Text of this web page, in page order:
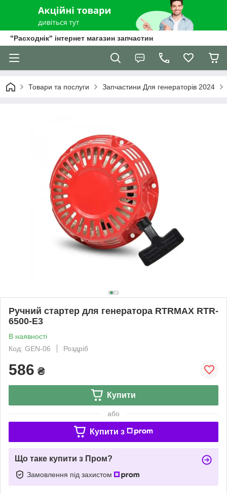
"Расходнік" інтернет магазин запчастин
Товари та послуги Запчастини Для генераторів 2024
Ручний стартер для генератора RTRMAX RTR-
6500-E3
В наявності
Код: GEN-06
Роздріб
586 ₴
Купити
або
Купити з
Що таке купити з Пром?
Замовлення під захистом